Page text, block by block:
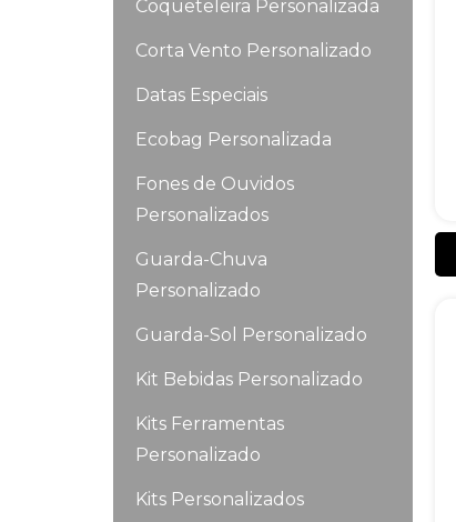
Coqueteleira Personalizada
Corta Vento Personalizado
Datas Especiais
Ecobag Personalizada
Fones de Ouvidos
Personalizados
Guarda-Chuva
Personalizado
Guarda-Sol Personalizado
Kit Bebidas Personalizado
Kits Ferramentas
Personalizado
Kits Personalizados